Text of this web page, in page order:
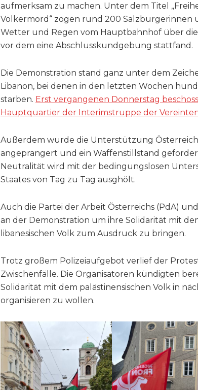
aufmerksam zu machen. Unter dem Titel
Völkermord“ zogen rund 200
Wetter und Regen vom Hauptbahnhof über
vor dem eine Abschlusskundgebung stattfand.
Die Demonstration stand ganz unter dem
Libanon, bei denen in den letzten Wochen
starben. Erst vergangenen Donnerstag
Hauptquartier der Interimstruppe der
Außerdem wurde die Unterstützung
angeprangert und ein Waffenstillstand
Neutralität wird mit der bedingungslosen
Staates von Tag zu Tag ausghölt.
Auch die Partei der Arbeit Österreichs (PdA)
an der Demonstration um ihre Solidarität mit
libanesischen Volk zum Ausdruck zu bringen.
Trotz großem Polizeiaufgebot verlief der
Zwischenfälle. Die Organisatoren kündigten
Solidarität mit dem palästinensischen Volk in
organisieren zu wollen.